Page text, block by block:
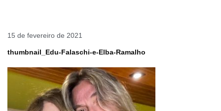
15 de fevereiro de 2021
thumbnail_Edu-Falaschi-e-Elba-Ramalho